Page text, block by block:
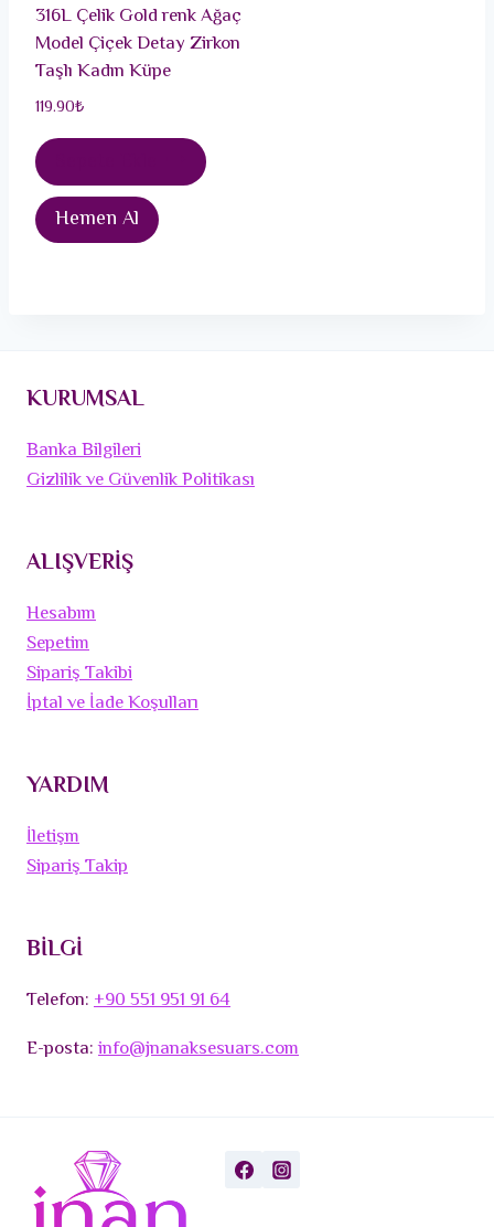
316L Çelik Gold renk Ağaç
Model Çiçek Detay Zirkon
Taşlı Kadın Küpe
119.90₺
Hemen Al
KURUMSAL
Banka Bilgileri
Gizlilik ve Güvenlik Politikası
ALIŞVERİŞ
Hesabım
Sepetim
Sipariş Takibi
İptal ve İade Koşulları
YARDIM
İletişm
Sipariş Takip
BİLGİ
Telefon:+90 551 951 91 64
E-posta:info@jnanaksesuars.com